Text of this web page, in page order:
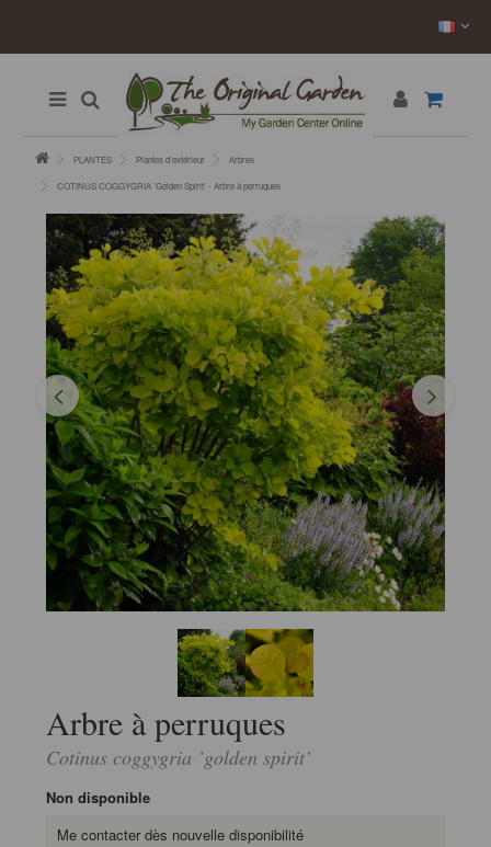
PLANTES Plantes d’extérieur Arbres
COTINUS COGGYGRIA ’Golden Spirit’ - Arbre à perruques
Arbre à perruques
Cotinus coggygria ’golden spirit’
Non disponible
Me contacter dès nouvelle disponibilité